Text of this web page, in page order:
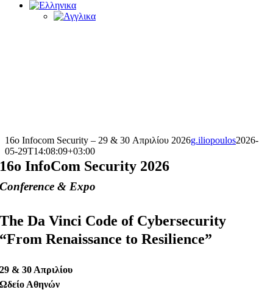
16o Infocom Security – 29 & 30 Απριλίου 2026g.iliopoulos2026-
05-29T14:08:09+03:00
16o InfoCom Security 2026
Conference & Expo
The Da Vinci Code of Cybersecurity
“From Renaissance to Resilience”
29 & 30 Απριλίου
Ωδείο Αθηνών